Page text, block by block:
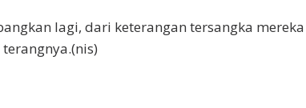
lagi, dari keterangan tersangka